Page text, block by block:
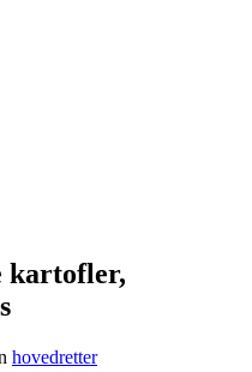
kartofler,
hovedretter